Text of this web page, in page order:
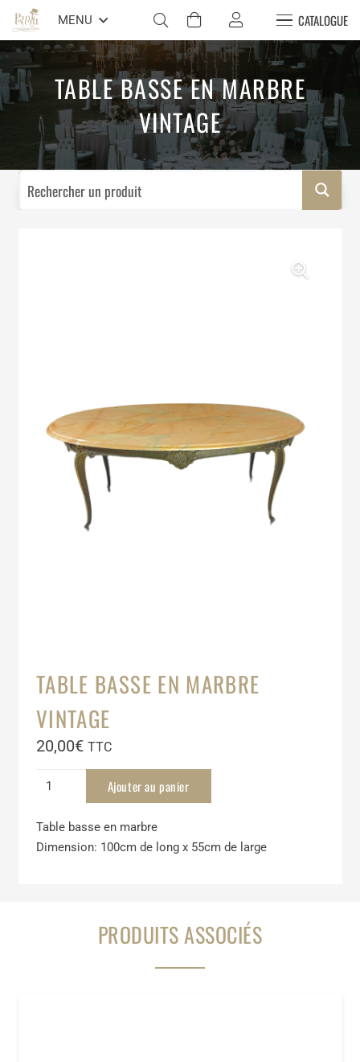
MENU CATALOGUE
TABLE BASSE EN MARBRE
VINTAGE
TABLE BASSE EN MARBRE
VINTAGE
20,00€ TTC
quantité
Table
Ajouter au panier
Table basse en marbre
Dimension: 100cm de long x 55cm de large
PRODUITS ASSOCIÉS